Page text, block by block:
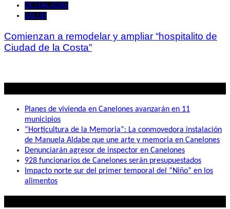
DESTACADAS
SALUD
Comienzan a remodelar y ampliar “hospitalito de
Ciudad de la Costa”
Planes de vivienda en Canelones avanzarán en 11
municipios
“Horticultura de la Memoria”: La conmovedora instalación
de Manuela Aldabe que une arte y memoria en Canelones
Denunciarán agresor de inspector en Canelones
928 funcionarios de Canelones serán presupuestados
Impacto norte sur del primer temporal del “Niño” en los
alimentos